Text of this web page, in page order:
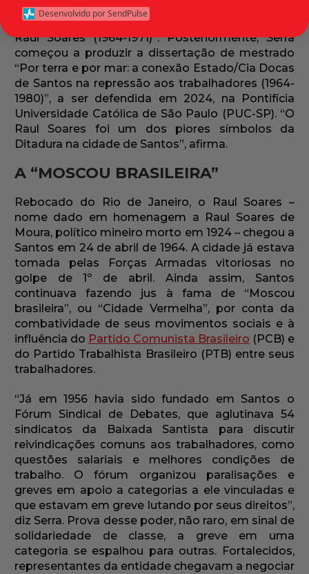
embarcação resultou no artigo “Vozes de um
cárcere flutuante: memórias de presos do navio
Raul Soares (1964-1971)”. Posteriormente, Serra
começou a produzir a dissertação de mestrado
“Por terra e por mar: a conexão Estado/Cia Docas
de Santos na repressão aos trabalhadores (1964-
1980)”, a ser defendida em 2024, na Pontifícia
Universidade Católica de São Paulo (PUC-SP). “O
Raul Soares foi um dos piores símbolos da
Ditadura na cidade de Santos”, afirma.
A “MOSCOU BRASILEIRA”
Rebocado do Rio de Janeiro, o Raul Soares –
nome dado em homenagem a Raul Soares de
Moura, político mineiro morto em 1924 – chegou a
Santos em 24 de abril de 1964. A cidade já estava
tomada pelas Forças Armadas vitoriosas no
golpe de 1º de abril. Ainda assim, Santos
continuava fazendo jus à fama de “Moscou
brasileira”, ou “Cidade Vermelha”, por conta da
combatividade de seus movimentos sociais e à
influência do Partido Comunista Brasileiro (PCB) e
do Partido Trabalhista Brasileiro (PTB) entre seus
trabalhadores.
“Já em 1956 havia sido fundado em Santos o
Fórum Sindical de Debates, que aglutinava 54
sindicatos da Baixada Santista para discutir
reivindicações comuns aos trabalhadores, como
questões salariais e melhores condições de
trabalho. O fórum organizou paralisações e
greves em apoio a categorias a ele vinculadas e
que estavam em greve lutando por seus direitos”,
diz Serra. Prova desse poder, não raro, em sinal de
solidariedade de classe, a greve em uma
categoria se espalhou para outras. Fortalecidos,
representantes da entidade chegavam a negociar